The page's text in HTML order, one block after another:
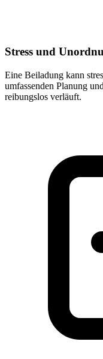
Stress und
Eine Beiladung kann
umfassenden Planung
reibungslos verläuft.